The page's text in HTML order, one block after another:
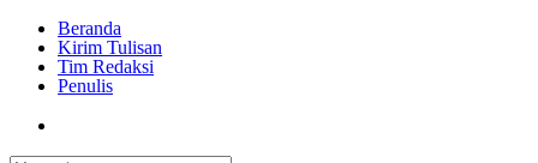
Beranda
Kirim Tulisan
Tim Redaksi
Penulis